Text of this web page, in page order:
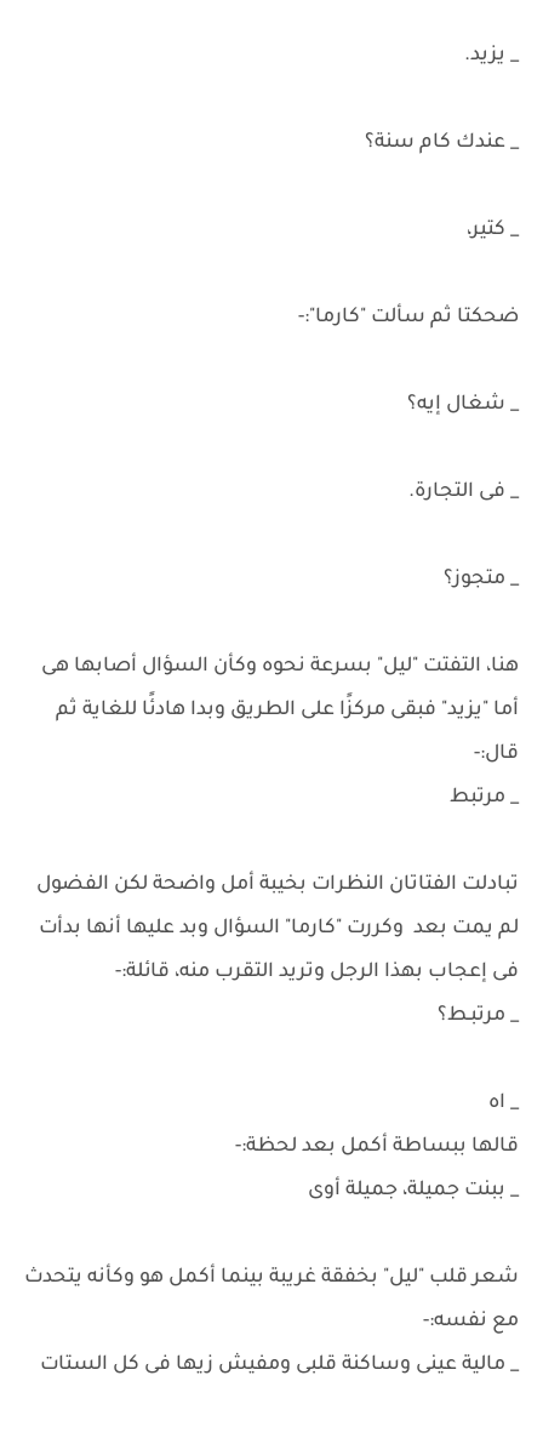
_ يزيد.
_ عندك كام سنة؟
_ كتير،
ضحكتا ثم سألت "كارما":-
_ شغال إيه؟
_ فى التجارة.
_ متجوز؟
هنا، التفتت "ليل" بسرعة نحوه وكأن السؤال أصابها هى
أما "يزيد" فبقى مركزًا على الطريق وبدا هادئًا للغاية ثم
قال:-
_ مرتبط
تبادلت الفتاتان النظرات بخيبة أمل واضحة لكن الفضول
لم يمت بعد وكررت "كارما" السؤال وبد عليها أنها بدأت
فى إعجاب بهذا الرجل وتريد التقرب منه، قائلة:-
_ مرتبـط؟
_ اه
قالها ببساطة أكمل بعد لحظة:-
_ ببنت جميلة، جميلة أوى
شعر قلب "ليل" بخفقة غريبة بينما أكمل هو وكأنه يتحدث
مع نفسه:-
_ مالية عينى وساكنة قلبى ومفيش زيها فى كل الستات